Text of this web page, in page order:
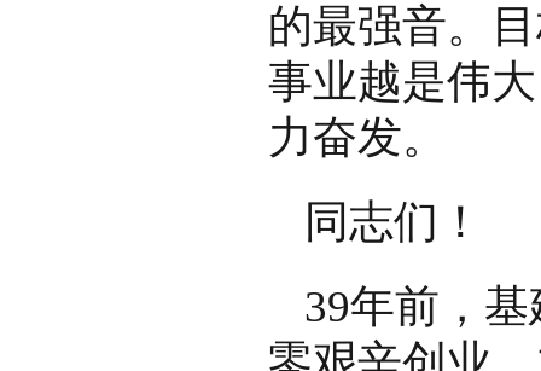
的最强音。
事业越是伟
力奋发。
同志们！
39年前，